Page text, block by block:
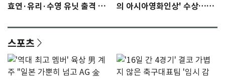
효연·유리·수영 유닛 출격 [N
의 아시아영화인상' 수상…15
스포츠